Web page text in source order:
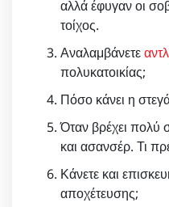
αλλά έφυγαν οι
τοίχος.
Αναλαμβάνετε
πολυκατοικίας;
Πόσο κάνει η
Όταν βρέχει πολύ
και ασανσέρ. Τι
Κάνετε και
αποχέτευσης;